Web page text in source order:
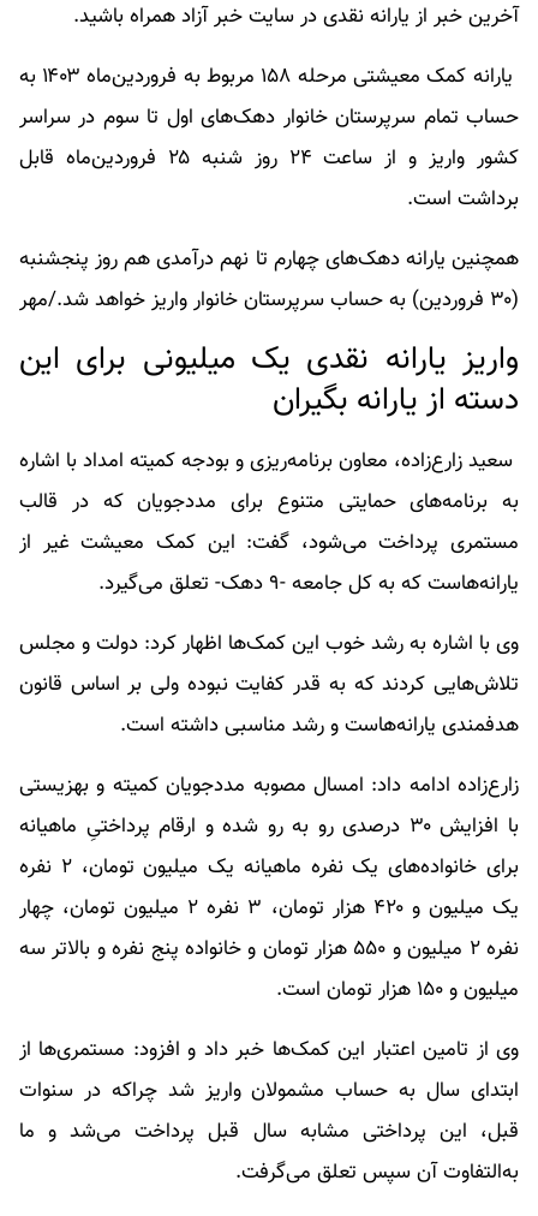
آخرین خبر از یارانه نقدیدر سایت خبر آزاد همراه باشید.
یارانه کمک معیشتی مرحله ۱۵۸ مربوط به فروردین‌ماه ۱۴۰۳ به
حساب تمام سرپرستان خانوار دهک‌های اول تا سوم در سراسر
کشور واریز و از ساعت ۲۴ روز شنبه ۲۵ فروردین‌ماه قابل
برداشت است.
همچنین یارانه دهک‌های چهارم تا نهم درآمدی هم روز پنجشنبه
(۳۰ فروردین) به حساب سرپرستان خانوار واریز خواهد شد./مهر
واریز یارانه نقدی یک میلیونی برای این
دسته از یارانه بگیران
سعید زارع‌زاده، معاون برنامه‌ریزی و بودجه کمیته امداد با اشاره
به برنامه‌های حمایتی متنوع برای مددجویان که در قالب
مستمری پرداخت می‌شود، گفت: این کمک معیشت غیر از
یارانه‌هاست که به کل جامعه -۹ دهک- تعلق می‌گیرد.
وی با اشاره به رشد خوب این کمک‌ها اظهار کرد: دولت و مجلس
تلاش‌هایی کردند که به قدر کفایت نبوده ولی بر اساس قانون
هدفمندی یارانه‌هاست و رشد مناسبی داشته است.
زارع‌زاده ادامه داد: امسال مصوبه مددجویان کمیته و بهزیستی
با افزایش ۳۰ درصدی رو به رو شده و ارقام پرداختیِ ماهیانه
برای خانواده‌های یک نفره ماهیانه یک میلیون تومان، ۲ نفره
یک میلیون و ۴۲۰ هزار تومان، ۳ نفره ۲ میلیون تومان، چهار
نفره ۲ میلیون و ۵۵۰ هزار تومان و خانواده پنج نفره و بالاتر سه
میلیون و ۱۵۰ هزار تومان است.
وی از تامین اعتبار این کمک‌ها خبر داد و افزود: مستمری‌ها از
ابتدای سال به حساب مشمولان واریز شد چراکه در سنوات
قبل، این پرداختی مشابه سال قبل پرداخت می‌شد و ما
به‌التفاوت آن سپس تعلق می‌گرفت.